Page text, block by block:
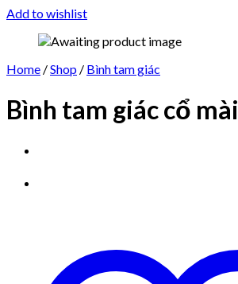
Add to wishlist
Home /Shop / Bình tam giác
Bình tam giác cổ mài